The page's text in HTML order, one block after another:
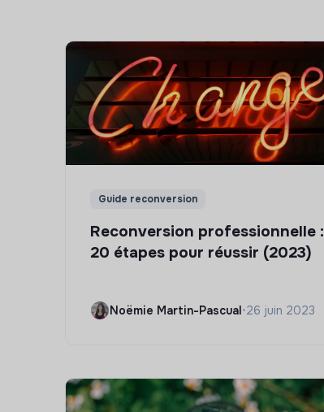
Guide reconversion
Reconversion professionnelle :
20 étapes pour réussir (2023)
Noëmie Martin-Pascual•26 juin 2023